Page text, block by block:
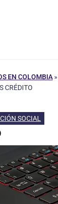
EN COLOMBIA »
CRÉDITO
SOCIAL